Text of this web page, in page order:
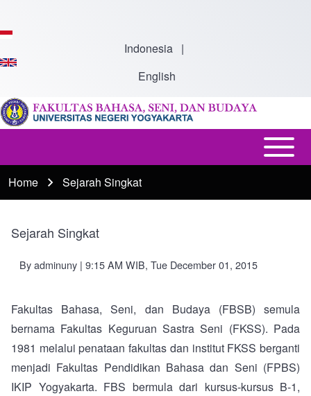
Indonesia |
English
navigation
Open or
Close
Breadcrumb
Home Sejarah Singkat
Sejarah Singkat
Byadminuny | 9:15 AM WIB, Tue December 01, 2015
Fakultas Bahasa, Seni, dan Budaya (FBSB) semula
bernama Fakultas Keguruan Sastra Seni (FKSS). Pada
1981 melalui penataan fakultas dan institut FKSS berganti
menjadi Fakultas Pendidikan Bahasa dan Seni (FPBS)
IKIP Yogyakarta. FBS bermula dari kursus-kursus B-1,